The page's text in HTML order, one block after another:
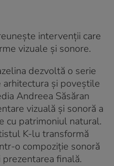
intervenții care
vizuale și sonore.
dezvoltă o serie
și poveștile
Andreea Săsăran
vizuală și sonoră a
cu patrimoniul natural.
K-lu transformă
o compoziție sonoră
finală.